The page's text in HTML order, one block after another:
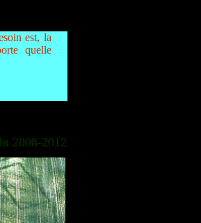
est, la
quelle
2008-2012